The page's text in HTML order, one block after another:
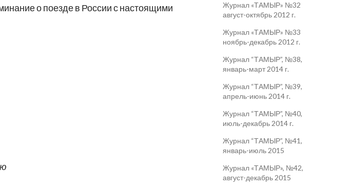
о поезде в России с настоящими
Журнал «ТАМЫР» №32
август-октябрь 2012 г.
Журнал «ТАМЫР» №33
ноябрь-декабрь 2012 г.
Журнал “ТАМЫР”, №38,
январь-март 2014 г.
Журнал “ТАМЫР”, №39,
апрель-июнь 2014 г.
Журнал “ТАМЫР”, №40,
июль-декабрь 2014 г.
Журнал “ТАМЫР”, №41,
январь-июль 2015
Журнал «ТАМЫР», №42,
август-декабрь 2015